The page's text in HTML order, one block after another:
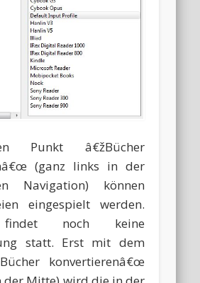
Punkt â€žBücher
(ganz links in der
Navigation) können
eingespielt werden.
noch keine
statt. Erst mit dem
konvertierenâ€œ